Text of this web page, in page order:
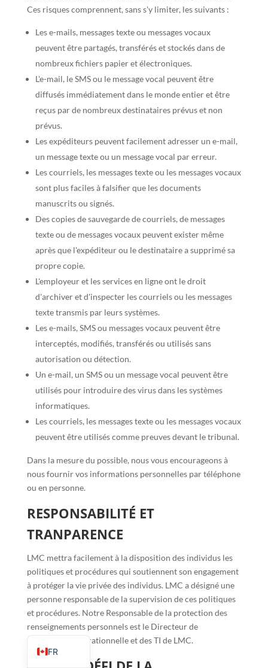
Ces risques comprennent, sans s'y limiter, les suivants :
Les e-mails, messages texte ou messages vocaux
peuvent être partagés, transférés et stockés dans de
nombreux fichiers papier et électroniques.
L'e-mail, le SMS ou le message vocal peuvent être
diffusés immédiatement dans le monde entier et être
reçus par de nombreux destinataires prévus et non
prévus.
Les expéditeurs peuvent facilement adresser un e-mail,
un message texte ou un message vocal par erreur.
Les courriels, les messages texte ou les messages vocaux
sont plus faciles à falsifier que les documents
manuscrits ou signés.
Des copies de sauvegarde de courriels, de messages
texte ou de messages vocaux peuvent exister même
après que l'expéditeur ou le destinataire a supprimé sa
propre copie.
L'employeur et les services en ligne ont le droit
d'archiver et d'inspecter les courriels ou les messages
texte transmis par leurs systèmes.
Les e-mails, SMS ou messages vocaux peuvent être
interceptés, modifiés, transférés ou utilisés sans
autorisation ou détection.
Un e-mail, un SMS ou un message vocal peuvent être
utilisés pour introduire des virus dans les systèmes
informatiques.
Les courriels, les messages texte ou les messages vocaux
peuvent être utilisés comme preuves devant le tribunal.
Dans la mesure du possible, nous vous encourageons à
nous fournir vos informations personnelles par téléphone
ou en personne.
RESPONSABILITÉ ET
TRANPARENCE
LMC mettra facilement à la disposition des individus les
politiques et procédures qui soutiennent son engagement
à protéger la vie privée des individus. LMC a désigné une
personne responsable de la supervision de ces politiques
et procédures. Notre Responsable de la protection des
renseignements personnels est le Directeur de
l'Excellence Opérationnelle et des TI de LMC.
FR
EN
HI
UR
ZH
ZH_HK
IT
EL